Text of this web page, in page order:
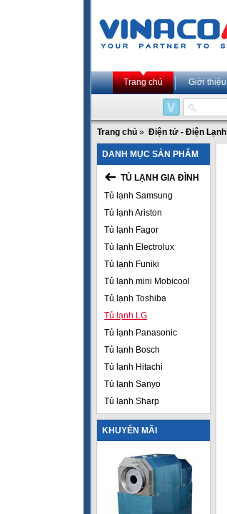
Trang chủ Giới thiệu
Trang chủ » Điện tử - Điện Lạnh
DANH MỤC SẢN PHẨM
TỦ LẠNH GIA ĐÌNH
Tủ lạnh Samsung
Tủ lạnh Ariston
Tủ lạnh Fagor
Tủ lạnh Electrolux
Tủ lạnh Funiki
Tủ lạnh mini Mobicool
Tủ lạnh Toshiba
Tủ lạnh LG
Tủ lạnh Panasonic
Tủ lạnh Bosch
Tủ lạnh Hitachi
Tủ lạnh Sanyo
Tủ lạnh Sharp
KHUYẾN MÃI